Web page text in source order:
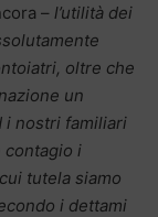
– l’utilità dei
oltre che
un
i nostri familiari
contagio i
tutela siamo
i dettami